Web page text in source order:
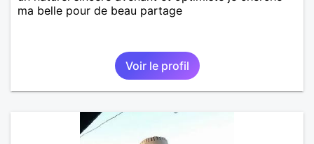
ma belle pour de beau partage
Voir le profil